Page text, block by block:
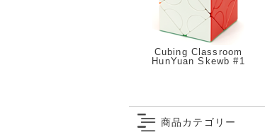
Cubing Classroom
HunYuan Skewb #1
商品カテゴリー